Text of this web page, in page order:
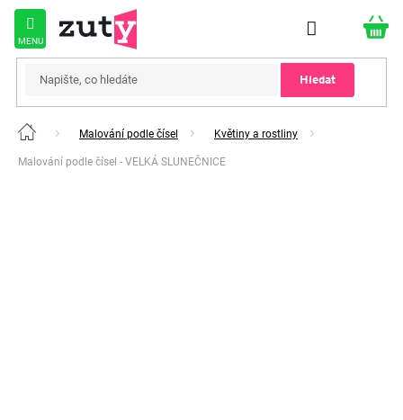
Přejít
obsah
Hledat
Domů Malování podle čísel Květiny a rostliny
Malování podle čísel - VELKÁ SLUNEČNICE